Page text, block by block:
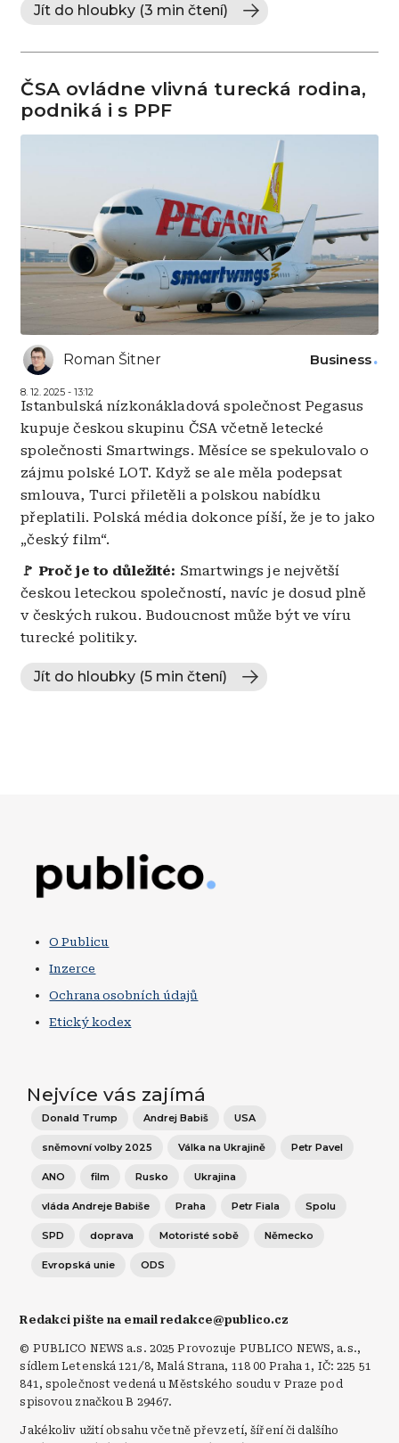
Jít do hloubky (3 min čtení)
ČSA ovládne vlivná turecká rodina,
podniká i s PPF
Roman Šitner
8. 12. 2025 - 13:12
Business
Istanbulská nízkonákladová společnost Pegasus
kupuje českou skupinu ČSA včetně letecké
společnosti Smartwings. Měsíce se spekulovalo o
zájmu polské LOT. Když se ale měla podepsat
smlouva, Turci přiletěli a polskou nabídku
přeplatili. Polská média dokonce píší, že je to jako
„český film“.
🚩 Proč je to důležité: Smartwings je největší
českou leteckou společností, navíc je dosud plně
v českých rukou. Budoucnost může být ve víru
turecké politiky.
Jít do hloubky (5 min čtení)
O Publicu
Inzerce
Ochrana osobních údajů
Etický kodex
Nejvíce vás zajímá
Donald Trump Andrej Babiš USA
sněmovní volby 2025 Válka na Ukrajině Petr Pavel
ANO film Rusko Ukrajina
vláda Andreje Babiše Praha Petr Fiala Spolu
SPD doprava Motoristé sobě Německo
Evropská unie ODS
Redakci pište na email redakce@publico.cz
© PUBLICO NEWS a.s. 2025 Provozuje PUBLICO NEWS, a.s.,
sídlem Letenská 121/8, Malá Strana, 118 00 Praha 1, IČ: 225 51
841, společnost vedená u Městského soudu v Praze pod
spisovou značkou B 29467.
Jakékoliv užití obsahu včetně převzetí, šíření či dalšího